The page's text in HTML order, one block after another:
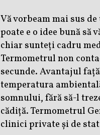
Vă vorbeam mai sus
poate e o idee bună să
chiar sunteți cadru
Termometrul non
secunde. Avantajul
temperatura
somnului, fără să-l
cădiță. Termometrul
clinici private și de